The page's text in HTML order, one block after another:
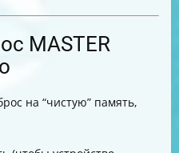
MASTER
на “чистую” память,